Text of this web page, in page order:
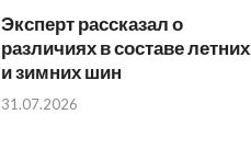
Эксперт рассказал о
различиях в составе летних
и зимних шин
31.07.2026